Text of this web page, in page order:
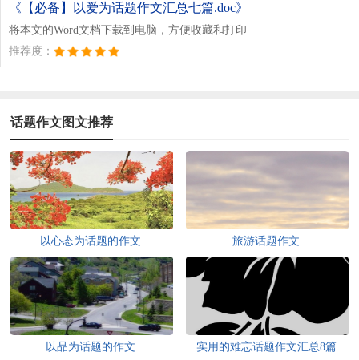
《【必备】以爱为话题作文汇总七篇.doc》
将本文的Word文档下载到电脑，方便收藏和打印
推荐度：
话题作文图文推荐
以心态为话题的作文 旅游话题作文
以品为话题的作文 实用的难忘话题作文汇总8篇